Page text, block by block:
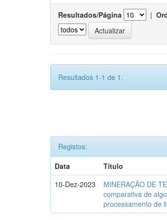
Resultados/Página |
Resultados 1-1 de 1.
Registos:
Data
Título
10-Dez-2023
MINERAÇÃO DE
comparativa de
processamento de